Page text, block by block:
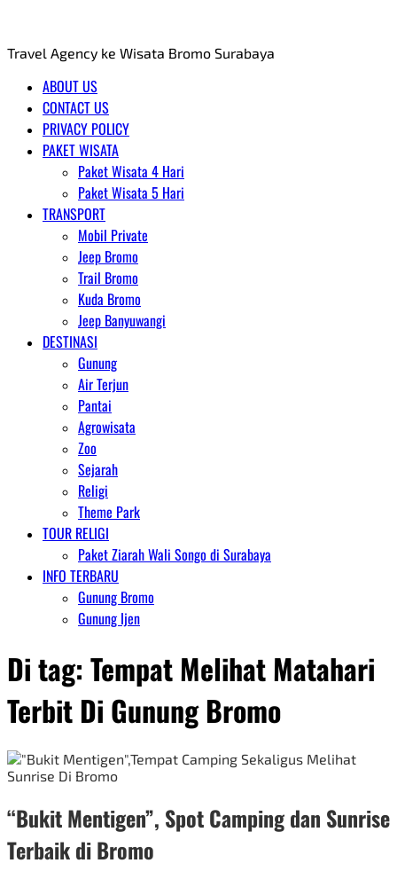
Travel Agency ke Wisata Bromo Surabaya
ABOUT US
CONTACT US
PRIVACY POLICY
PAKET WISATA
Paket Wisata 4 Hari
Paket Wisata 5 Hari
TRANSPORT
Mobil Private
Jeep Bromo
Trail Bromo
Kuda Bromo
Jeep Banyuwangi
DESTINASI
Gunung
Air Terjun
Pantai
Agrowisata
Zoo
Sejarah
Religi
Theme Park
TOUR RELIGI
Paket Ziarah Wali Songo di Surabaya
INFO TERBARU
Gunung Bromo
Gunung Ijen
Di tag: Tempat Melihat Matahari
Terbit Di Gunung Bromo
“Bukit Mentigen”, Spot Camping dan Sunrise
Terbaik di Bromo